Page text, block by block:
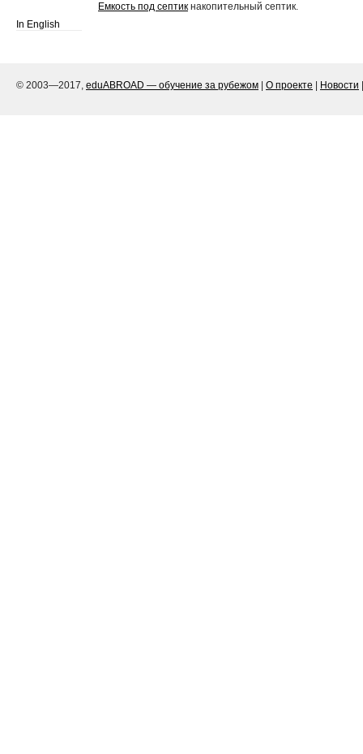
In English
Емкость под септик накопительный септик.
© 2003—2017, eduABROAD — обучение за рубежом О проекте Новости